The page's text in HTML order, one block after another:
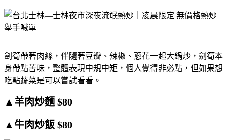
劍筍帶著肉絲，伴隨著豆瓣、辣椒、蔥花一起大鍋炒，劍筍本
身帶點苦味，整體表現中規中矩，個人覺得非必點，但如果想
吃點蔬菜是可以嘗試看看。
▲羊肉炒麵 $80
▲牛肉炒飯 $80